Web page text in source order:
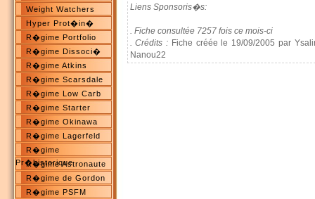
Weight Watchers
Hyper Prot�in�
R�gime Portfolio
R�gime Dissoci�
R�gime Atkins
R�gime Scarsdale
R�gime Low Carb
R�gime Starter
R�gime Okinawa
R�gime Lagerfeld
R�gime
Pr�historique
R�gime Astronaute
R�gime de Gordon
R�gime PSFM
Liens Sponsoris�s:
. Fiche consultée 7257 fois ce mois-ci
. Crédits : Fiche créée le 19/09/2005 par
Nanou22